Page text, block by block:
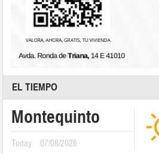
EL TIEMPO
Montequinto
Today 07/08/2026